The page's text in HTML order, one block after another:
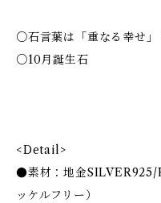
○石言葉は「重なる幸せ」
○10月誕生石
<Detail>
●素材：地金SILVER925/
ッケルフリー）